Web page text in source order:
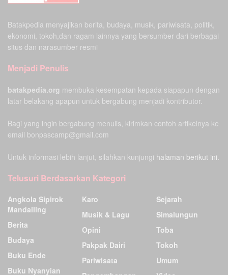
Batakpedia menyajikan berita, budaya, musik, pariwisata, politik,
ekonomi, tokoh,dan ragam lainnya yang bersumber dari berbagai
situs dan narasumber resmi
Menjadi Penulis
batakpedia.org membuka kesempatan kepada siapapun dengan
latar belakang apapun untuk bergabung menjadi kontributor.
Bagi yang ingin bergabung menulis, kirimkan contoh artikelnya ke
email bonpascamp@gmail.com
Untuk informasi lebih lanjut, silahkan kunjungi halaman berikut ini.
Telusuri Berdasarkan Kategori
Angkola Sipirok
Mandailing
Berita
Budaya
Buku Ende
Buku Nyanyian
Karo
Musik & Lagu
Opini
Pakpak Dairi
Pariwisata
Sejarah
Simalungun
Toba
Tokoh
Umum